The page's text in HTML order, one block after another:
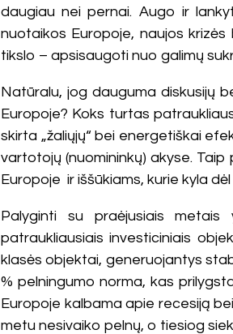
daugiau nei pernai. Augo ir
nuotaikos Europoje, naujos
tikslo – apsisaugoti nuo galimų
Natūralu, jog dauguma diskusijų
Europoje? Koks turtas
skirta „žaliųjų“ bei energetiškai
vartotojų (nuomininkų) akyse.
Europoje ir iššūkiams, kurie kyla
Palyginti su praėjusiais
patraukliausiais investiciniais
klasės objektai, generuojantys
% pelningumo norma, kas
Europoje kalbama apie recesiją
metu nesivaiko pelnų, o tiesiog